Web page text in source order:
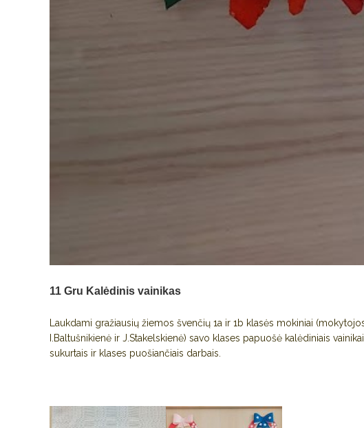
11 Gru Kalėdinis vainikas
Laukdami gražiausių žiemos švenčių 1a ir 1b klasės mokiniai
I.Baltušnikienė ir J.Stakelskienė) savo klases papuošė kalėdiniais
sukurtais ir klases puošiančiais darbais.